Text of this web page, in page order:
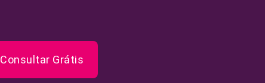
Consultar Grátis